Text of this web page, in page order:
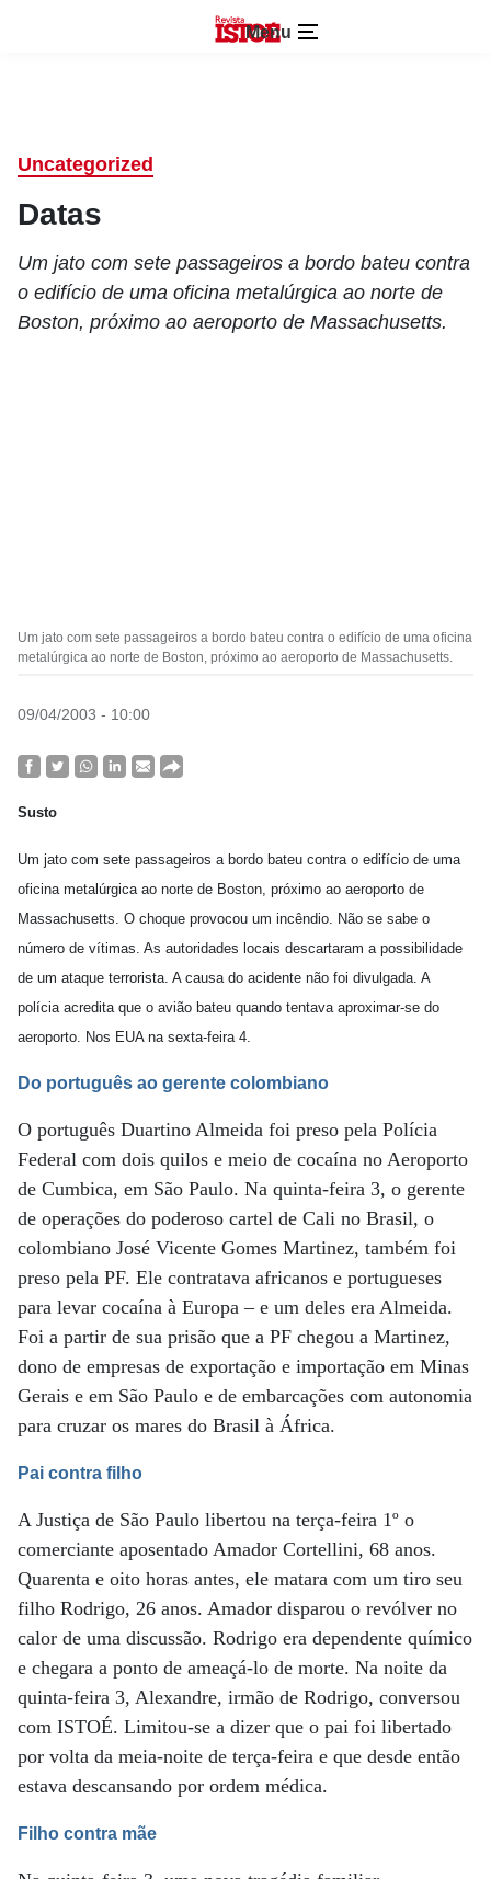
Menu
Uncategorized
Datas
Um jato com sete passageiros a bordo bateu contra
o edifício de uma oficina metalúrgica ao norte de
Boston, próximo ao aeroporto de Massachusetts.
Um jato com sete passageiros a bordo bateu contra o edifício de uma oficina
metalúrgica ao norte de Boston, próximo ao aeroporto de Massachusetts.
09/04/2003 - 10:00
Susto
Um jato com sete passageiros a bordo bateu contra o edifício de uma
oficina metalúrgica ao norte de Boston, próximo ao aeroporto de
Massachusetts. O choque provocou um incêndio. Não se sabe o
número de vítimas. As autoridades locais descartaram a possibilidade
de um ataque terrorista. A causa do acidente não foi divulgada. A
polícia acredita que o avião bateu quando tentava aproximar-se do
aeroporto. Nos EUA na sexta-feira 4.
Do português ao gerente colombiano
O português Duartino Almeida foi preso pela Polícia
Federal com dois quilos e meio de cocaína no Aeroporto
de Cumbica, em São Paulo. Na quinta-feira 3, o gerente
de operações do poderoso cartel de Cali no Brasil, o
colombiano José Vicente Gomes Martinez, também foi
preso pela PF. Ele contratava africanos e portugueses
para levar cocaína à Europa – e um deles era Almeida.
Foi a partir de sua prisão que a PF chegou a Martinez,
dono de empresas de exportação e importação em Minas
Gerais e em São Paulo e de embarcações com autonomia
para cruzar os mares do Brasil à África.
Pai contra filho
A Justiça de São Paulo libertou na terça-feira 1º o
comerciante aposentado Amador Cortellini, 68 anos.
Quarenta e oito horas antes, ele matara com um tiro seu
filho Rodrigo, 26 anos. Amador disparou o revólver no
calor de uma discussão. Rodrigo era dependente químico
e chegara a ponto de ameaçá-lo de morte. Na noite da
quinta-feira 3, Alexandre, irmão de Rodrigo, conversou
com ISTOÉ. Limitou-se a dizer que o pai foi libertado
por volta da meia-noite de terça-feira e que desde então
estava descansando por ordem médica.
Filho contra mãe